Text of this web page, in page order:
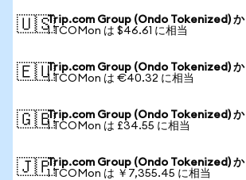
🇺🇸Trip.com Group (Ondo Tokenized) か
1 TCOMon は $46.61 に相当
🇪🇺Trip.com Group (Ondo Tokenized) か
1 TCOMon は €40.32 に相当
🇬🇧Trip.com Group (Ondo Tokenized) か
1 TCOMon は £34.55 に相当
🇯🇵Trip.com Group (Ondo Tokenized) か
1 TCOMon は ￥7,355.45 に相当